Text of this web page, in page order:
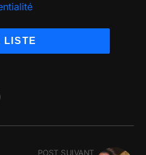
POST SUIVANT